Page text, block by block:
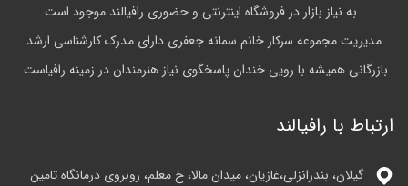
به نیاز بازار در فروشگاه اینترنتی و حضوری رافیالند موجود است.
مدیریت مجموعه سرکار خانم سمانه جعفری دارای مدرک کارشناسی ارشد
بازرگانی همیشه با رویی خندان پاسخگوی نیاز هنرمندان در زمینه رافیاست.
ارتباط با رافیالند
گیلان، بندرانزلی،غازیان، میدان مالا، خ معلم، روبروی درمانگاه تامین